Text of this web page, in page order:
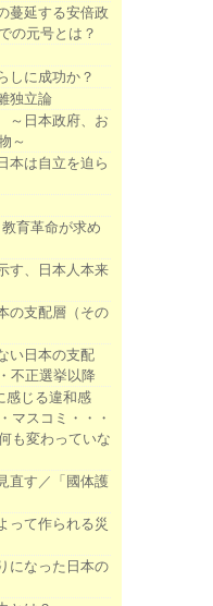
蔓延する安倍政
の元号とは？
しに成功か？
独立論
～日本政府、お
～
本は自立を迫ら
育革命が求め
す、日本人本来
の支配層（その
い日本の支配
不正選挙以降
感じる違和感
マスコミ・・・
も変わっていな
直す／「國体護
って作られる災
になった日本の